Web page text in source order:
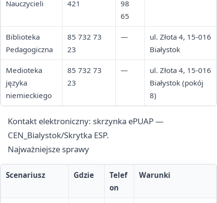
Nauczycieli
421
98
65
Biblioteka
Pedagogiczna
85 732 73
23
—
ul. Złota 4, 15-016
Białystok
Medioteka
języka
niemieckiego
85 732 73
23
—
ul. Złota 4, 15-016
Białystok (pokój
8)
Kontakt elektroniczny: skrzynka ePUAP —
CEN_Bialystok/Skrytka ESP.
Najważniejsze sprawy
Scenariusz Gdzie
Telef
on
Warunki